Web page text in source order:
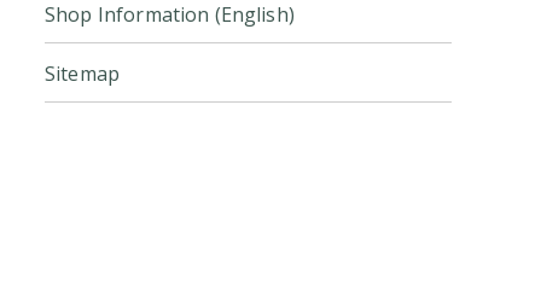
Shop Information (English)
Sitemap